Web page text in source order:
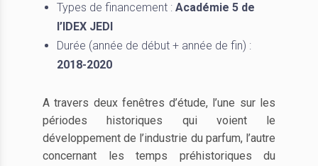
Types de financement : Académie 5 de
l’IDEX JEDI
Durée (année de début + année de fin) :
2018-2020
A travers deux fenêtres d’étude, l’une sur les
périodes historiques qui voient le
développement de l’industrie du parfum, l’autre
concernant les temps préhistoriques du